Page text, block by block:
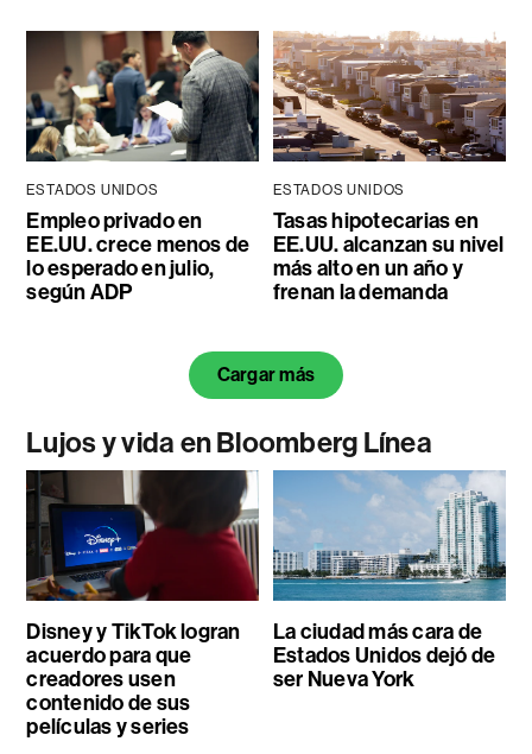
ESTADOS UNIDOS
Empleo privado en
EE.UU. crece menos de
lo esperado en julio,
según ADP
ESTADOS UNIDOS
Tasas hipotecarias en
EE.UU. alcanzan su nivel
más alto en un año y
frenan la demanda
Cargar más
Lujos y vida en Bloomberg Línea
Disney y TikTok logran
acuerdo para que
creadores usen
contenido de sus
películas y series
La ciudad más cara de
Estados Unidos dejó de
ser Nueva York